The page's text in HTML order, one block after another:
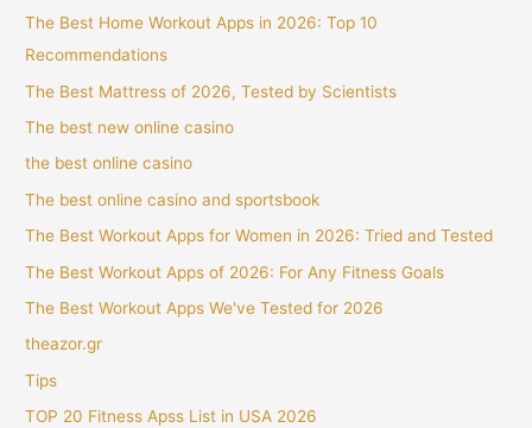
The Best Home Workout Apps in 2026: Top 10
Recommendations
The Best Mattress of 2026, Tested by Scientists
The best new online casino
the best online casino
The best online casino and sportsbook
The Best Workout Apps for Women in 2026: Tried and Tested
The Best Workout Apps of 2026: For Any Fitness Goals
The Best Workout Apps We've Tested for 2026
theazor.gr
Tips
TOP 20 Fitness Apss List in USA 2026